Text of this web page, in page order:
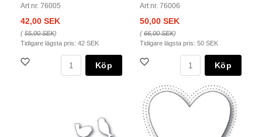
Art nr. 76005
42,00 SEK
(55,00 SEK)
Tidigare lägsta pris: 42 SEK
Köp
Art nr. 76006
50,00 SEK
(66,00 SEK)
Tidigare lägsta pris: 50 SEK
Köp